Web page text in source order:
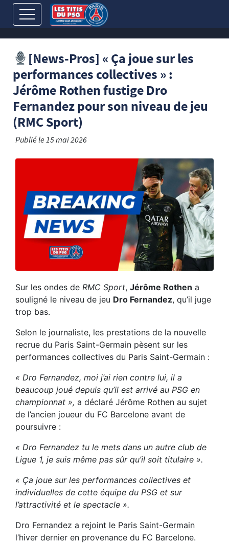
[News-Pros] « Ça joue sur les
performances collectives » :
Jérôme Rothen fustige Dro
Fernandez pour son niveau de jeu
(RMC Sport)
Publié le15 mai 2026
Sur les ondes de RMC Sport, Jérôme Rothen a
souligné le niveau de jeu Dro Fernandez, qu’il juge
trop bas.
Selon le journaliste, les prestations de la nouvelle
recrue du Paris Saint-Germain pèsent sur les
performances collectives du Paris Saint-Germain :
« Dro Fernandez, moi j’ai rien contre lui, il a
beaucoup joué depuis qu’il est arrivé au PSG en
championnat », a déclaré Jérôme Rothen au sujet
de l’ancien joueur du FC Barcelone avant de
poursuivre :
« Dro Fernandez tu le mets dans un autre club de
Ligue 1, je suis même pas sûr qu’il soit titulaire ».
« Ça joue sur les performances collectives et
individuelles de cette équipe du PSG et sur
l’attractivité et le spectacle ».
Dro Fernandez a rejoint le Paris Saint-Germain
l’hiver dernier en provenance du FC Barcelone.